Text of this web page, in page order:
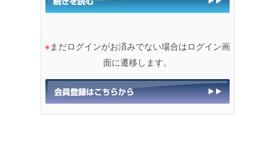
※まだログインがお済みでない場合はログイン画
面に遷移します。